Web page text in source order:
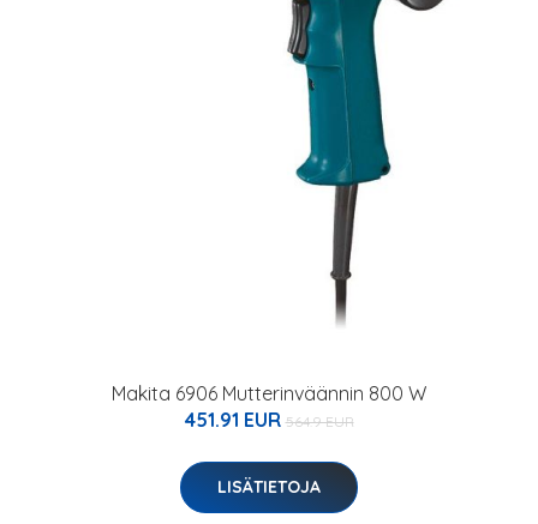
Makita 6906 Mutterinväännin 800 W
451.91 EUR 564.9 EUR
LISÄTIETOJA